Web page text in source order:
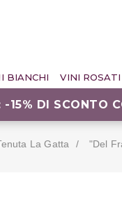
BIANCHI VINI ROSATI
-15% DI SCONTO
La Gatta "del